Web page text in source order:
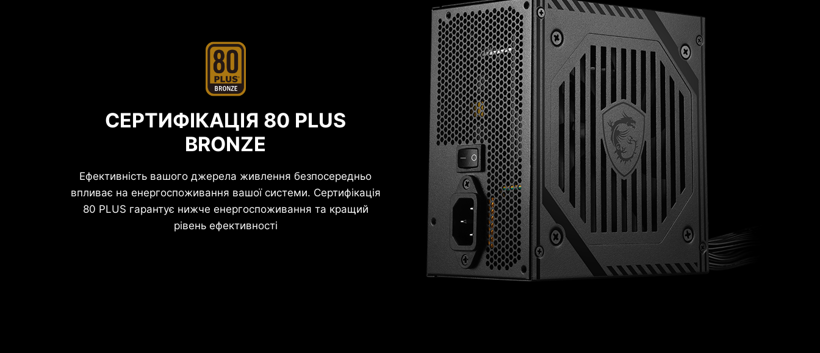
СЕРТИФІКАЦІЯ 80 PLUS
BRONZE
Ефективність вашого джерела живлення безпосередньо
впливає на енергоспоживання вашої системи. Сертифікація
80 PLUS гарантує нижче енергоспоживання та кращий
рівень ефективності